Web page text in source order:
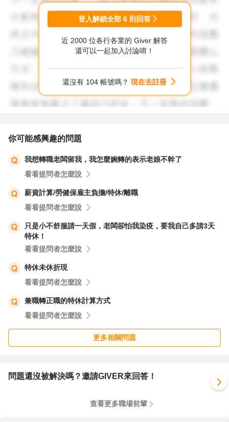
供了 ,就是會有人覺得菜鹹了一點(也有人覺得還不夠鹹) ,有
人覺得青菜可以多一點(也有人覺得肉可以多一點) ,就算是
雕一條龍出來 ,也是會有人嫌它醜...,實務上都已經見怪不怪
甚至沒有的) ,在那的員工不是都要跳樓了,也有些公司國內
外旅遊都有辦 ,但還是被嫌說為什麼不直接補助錢就好(自己
不能自己做HR的還在搧風點火加油添醋吧 ,沒有比較就沒有
你.
登入解鎖全部 6 則回答
近 2000 位各行各業的 Giver 解答
還可以一起加入討論唷！
還沒有 104 帳號嗎？ 現在去註冊
你可能感興趣的問題
我想轉職老闆留我，我怎麼婉轉的表示老娘不幹了
看看提問者怎麼說
薪資計算/勞健保雇主負擔/特休/離職
看看提問者怎麼說
只是小不舒服請一天假，老闆卻怕我染疫，要我自己多請3天
特休！
看看提問者怎麼說
特休未休折現
看看提問者怎麼說
兼職轉正職的特休計算方式
看看提問者怎麼說
更多相關問題
問題還沒被解決嗎？邀請GIVER來回答！
查看更多職場前輩